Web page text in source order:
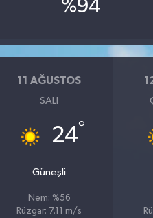
%94
11 AĞUSTOS
SALI
24°
Güneşli
Nem: %56
Rüzgar: 7.11 m/s